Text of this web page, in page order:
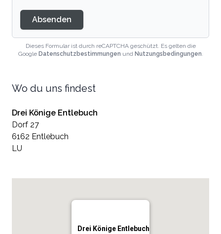
Absenden
Dieses Formular ist durch reCAPTCHA geschützt. Es gelten die
Google Datenschutzbestimmungen und Nutzungsbedingungen.
Wo du uns findest
Drei Könige Entlebuch
Dorf 27
6162 Entlebuch
LU
Drei Könige Entlebuch